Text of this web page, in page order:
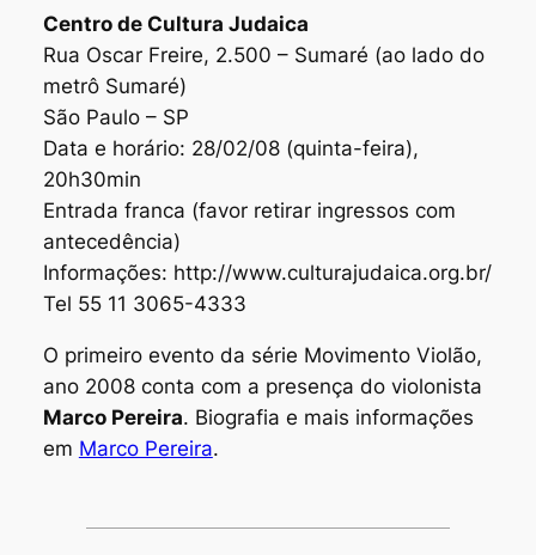
Centro de Cultura Judaica
Rua Oscar Freire, 2.500 – Sumaré (ao lado do
metrô Sumaré)
São Paulo – SP
Data e horário: 28/02/08 (quinta-feira),
20h30min
Entrada franca (favor retirar ingressos com
antecedência)
Informações: http://www.culturajudaica.org.br/
Tel 55 11 3065-4333
O primeiro evento da série Movimento Violão,
ano 2008conta com a presença do violonista
Marco Pereira. Biografia e mais informações
em Marco Pereira.